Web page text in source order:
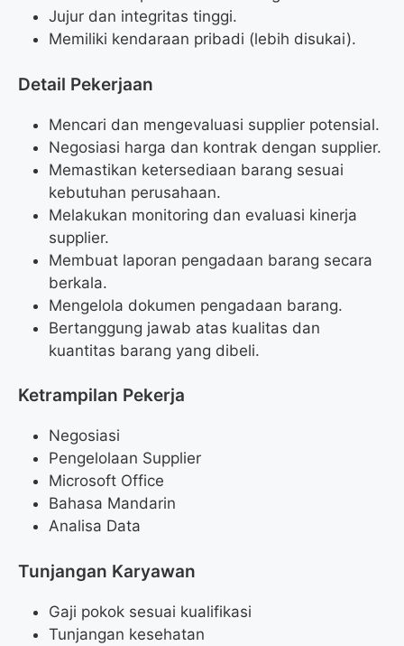
Jujur dan integritas tinggi.
Memiliki kendaraan pribadi (lebih disukai).
Detail Pekerjaan
Mencari dan mengevaluasi supplier potensial.
Negosiasi harga dan kontrak dengan supplier.
Memastikan ketersediaan barang sesuai
kebutuhan perusahaan.
Melakukan monitoring dan evaluasi kinerja
supplier.
Membuat laporan pengadaan barang secara
berkala.
Mengelola dokumen pengadaan barang.
Bertanggung jawab atas kualitas dan
kuantitas barang yang dibeli.
Ketrampilan Pekerja
Negosiasi
Pengelolaan Supplier
Microsoft Office
Bahasa Mandarin
Analisa Data
Tunjangan Karyawan
Gaji pokok sesuai kualifikasi
Tunjangan kesehatan